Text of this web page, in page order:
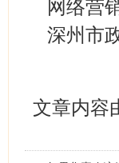
网络营
深州市
文章内容